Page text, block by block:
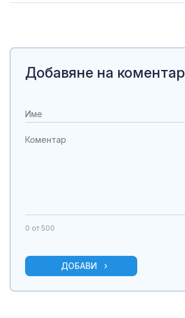
Добавяне на коментар
0 от 500
ДОБАВИ